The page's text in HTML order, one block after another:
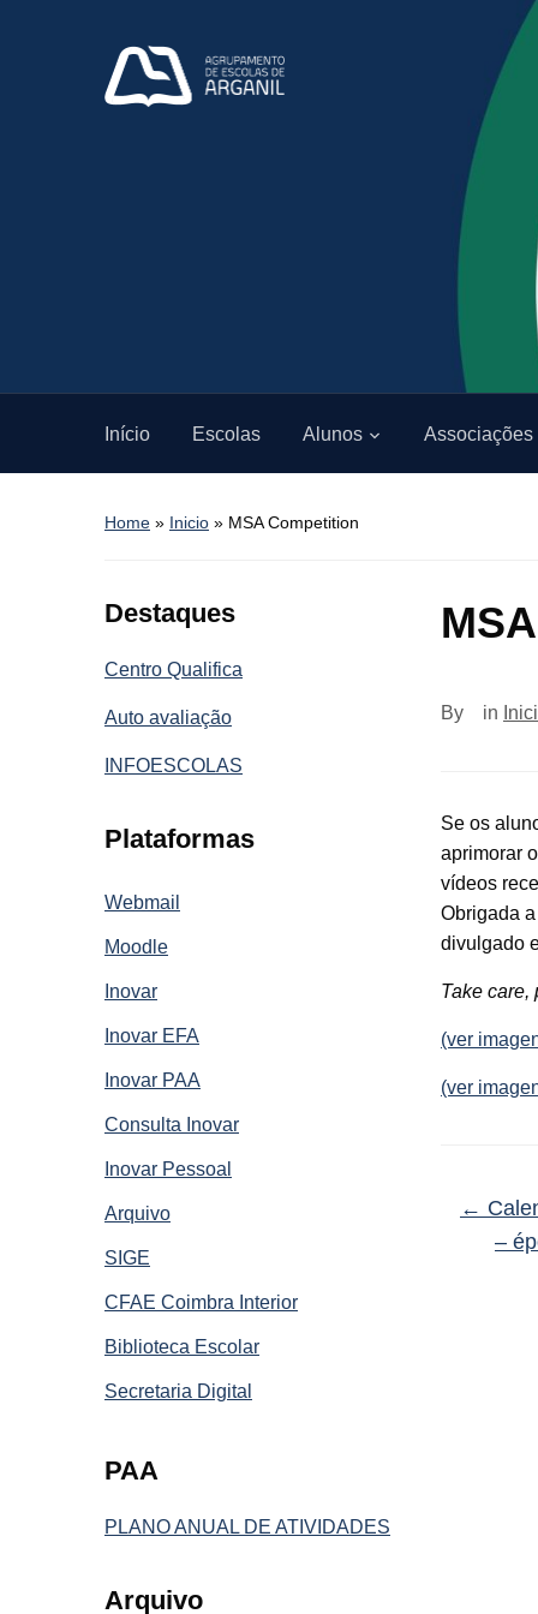
Início Escolas Alunos Associações
Home » Inicio » MSA Competition
Destaques
Centro Qualifica
Auto avaliação
INFOESCOLAS
Plataformas
Webmail
Moodle
Inovar
Inovar EFA
Inovar PAA
Consulta Inovar
Inovar Pessoal
Arquivo
SIGE
CFAE Coimbra Interior
Biblioteca Escolar
Secretaria Digital
PAA
PLANO ANUAL DE ATIVIDADES
Arquivo
By in
Se os
aprimorar
vídeos
Obrigada
divulgado
Take care,
(ver
(ver
←
–